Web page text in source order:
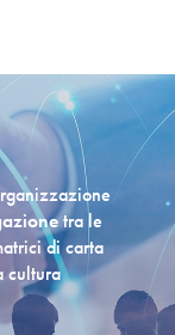
tra le
di carta
cultura